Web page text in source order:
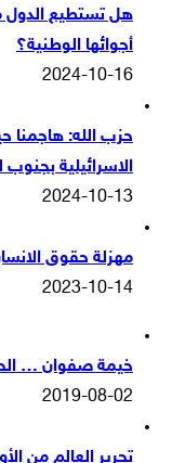
هل تستطيع الدول
أجوائها الوطنية؟
2024-10-16
حزب الله: هاجمنا
الاسرائيلية بجنوب
2024-10-13
مهزلة حقوق
2023-10-14
خيمة صفوان …
2019-08-02
تحرير العالم من